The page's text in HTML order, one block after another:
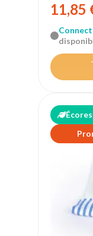
11,85